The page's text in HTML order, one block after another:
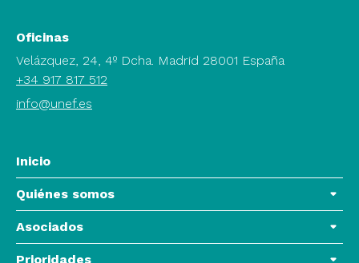
Oficinas
Velázquez, 24, 4º Dcha. Madrid 28001 España
+34 917 817 512
info@unef.es
Inicio
Quiénes somos
Asociados
Prioridades